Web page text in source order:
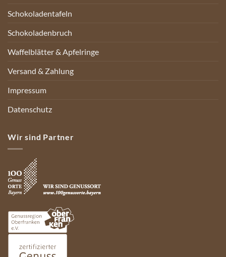
Schokoladentafeln
Schokoladenbruch
Waffelblätter & Apfelringe
Versand & Zahlung
Impressum
Datenschutz
Wir sind Partner